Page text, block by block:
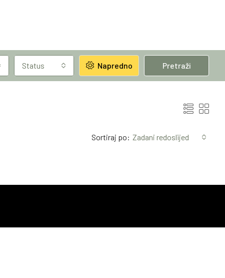
Status Napredno Pretraži
Sortiraj po: Zadani redoslijed